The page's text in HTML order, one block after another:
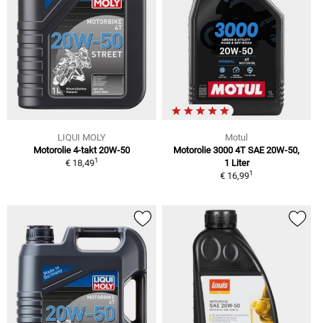
LIQUI MOLY
Motorolie 4-takt 20W-50
€ 18,491
Motul
Motorolie 3000 4T SAE 20W-50,
1 Liter
€ 16,991